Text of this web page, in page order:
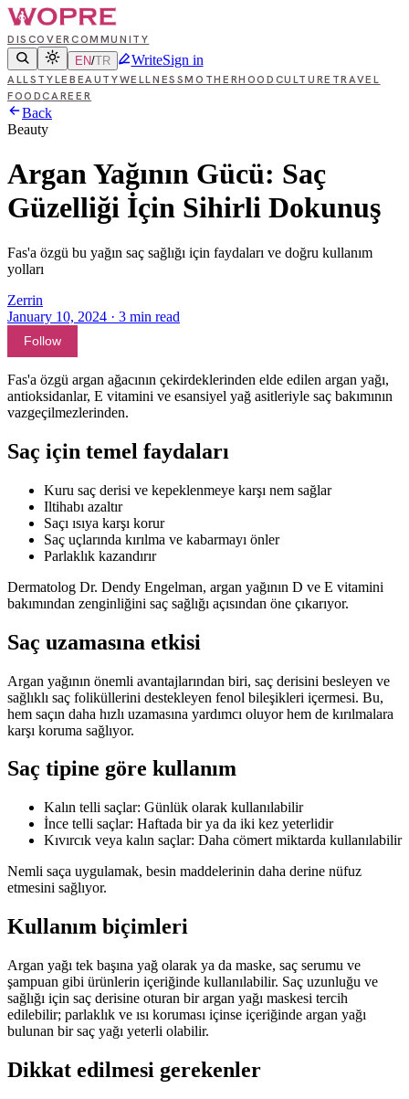
DISCOVERCOMMUNITY
EN/TR WriteSign in
ALLSTYLE BEAUTYWELLNESSMOTHERHOOD CULTURE TRAVEL
FOODCAREER
Back
Beauty
Argan Yağının Gücü: Saç
Güzelliği İçin Sihirli Dokunuş
Fas'a özgü bu yağın saç sağlığı için faydaları ve doğru kullanım
yolları
Zerrin
January 10, 2024 · 3 min read
Follow
Fas'a özgü argan ağacının çekirdeklerinden elde edilen argan yağı,
antioksidanlar, E vitamini ve esansiyel yağ asitleriyle saç bakımının
vazgeçilmezlerinden.
Saç için temel faydaları
Kuru saç derisi ve kepeklenmeye karşı nem sağlar
Iltihabı azaltır
Saçı ısıya karşı korur
Saç uçlarında kırılma ve kabarmayı önler
Parlaklık kazandırır
Dermatolog Dr. Dendy Engelman, argan yağının D ve E vitamini
bakımından zenginliğini saç sağlığı açısından öne çıkarıyor.
Saç uzamasına etkisi
Argan yağının önemli avantajlarından biri, saç derisini besleyen ve
sağlıklı saç foliküllerini destekleyen fenol bileşikleri içermesi. Bu,
hem saçın daha hızlı uzamasına yardımcı oluyor hem de kırılmalara
karşı koruma sağlıyor.
Saç tipine göre kullanım
Kalın telli saçlar: Günlük olarak kullanılabilir
İnce telli saçlar: Haftada bir ya da iki kez yeterlidir
Kıvırcık veya kalın saçlar: Daha cömert miktarda kullanılabilir
Nemli saça uygulamak, besin maddelerinin daha derine nüfuz
etmesini sağlıyor.
Kullanım biçimleri
Argan yağı tek başına yağ olarak ya da maske, saç serumu ve
şampuan gibi ürünlerin içeriğinde kullanılabilir. Saç uzunluğu ve
sağlığı için saç derisine oturan bir argan yağı maskesi tercih
edilebilir; parlaklık ve ısı koruması içinse içeriğinde argan yağı
bulunan bir saç yağı yeterli olabilir.
Dikkat edilmesi gerekenler